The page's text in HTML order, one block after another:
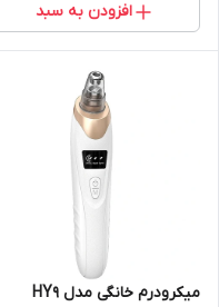
افزودن به سبد
میکرودرم خانگی مدل HY9